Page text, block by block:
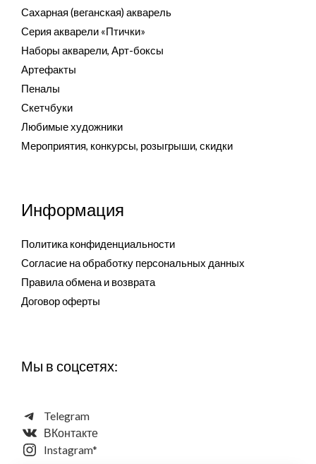
Сахарная (веганская) акварель
Серия акварели «Птички»
Наборы акварели, Арт-боксы
Артефакты
Пеналы
Скетчбуки
Любимые художники
Мероприятия, конкурсы, розыгрыши, скидки
Информация
Политика конфиденциальности
Согласие на обработку персональных данных
Правила обмена и возврата
Договор оферты
Мы в соцсетях:
Telegram
ВКонтакте
Instagram*